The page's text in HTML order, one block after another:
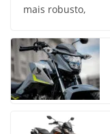
mais robusto,